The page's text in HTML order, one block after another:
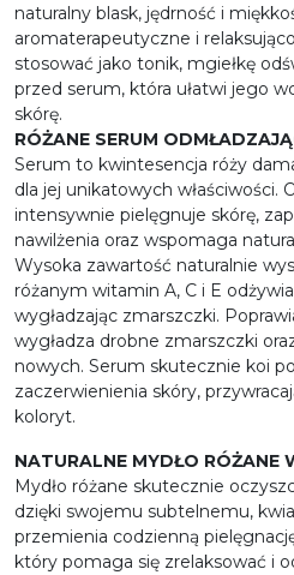
naturalny blask, jędrność i
aromaterapeutyczne i
stosować jako tonik, mgiełkę
przed serum, która ułatwi jego
skórę.
RÓŻANE SERUM
Serum to kwintesencja róży
dla jej unikatowych właściwości.
intensywnie pielęgnuje skórę,
nawilżenia oraz wspomaga
Wysoka zawartość naturalnie
różanym witamin A, C i E
wygładzając zmarszczki.
wygładza drobne zmarszczki
nowych. Serum skutecznie koi
zaczerwienienia skóry,
koloryt.
NATURALNE MYDŁO RÓŻANE
Mydło różane skutecznie
dzięki swojemu subtelnemu,
przemienia codzienną
który pomaga się zrelaksować i